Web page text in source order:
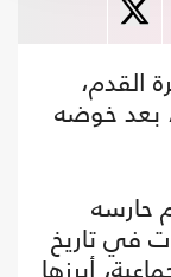
القدم،
بعد خوضه
حارسه
في تاريخ
أبرزها